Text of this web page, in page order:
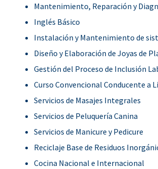
Mantenimiento, Reparación y
Inglés Básico
Instalación y Mantenimiento de
Diseño y Elaboración de Joyas de
Gestión del Proceso de Inclusión
Curso Convencional Conducente a
Servicios de Masajes Integrales
Servicios de Peluquería Canina
Servicios de Manicure y Pedicure
Reciclaje Base de Residuos
Cocina Nacional e Internacional